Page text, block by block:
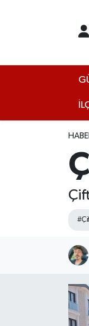
EKONOMİ
KÜLTÜR
BİLİM VE
SAĞLIK
ULUSAL
Yalova
Yalova
Yalova
Puan
Tüm
Haber Arşivi